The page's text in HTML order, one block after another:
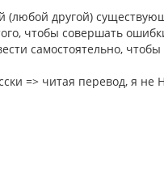
(любой другой)
чтобы совершать
самостоятельно,
=> читая перевод, я